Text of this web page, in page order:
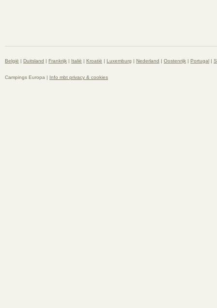
België | Duitsland | Frankrijk | Italië | Kroatië | Luxemburg | Nederland | Oostenrijk | Portugal |
Campings Europa | Info mbt privacy & cookies